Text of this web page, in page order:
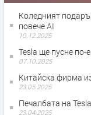
Коледният
повече AI
10.12.2025
Tesla ще пусне
07.10.2025
Китайска фирма
23.05.2025
Печалбата на
23.04.2025